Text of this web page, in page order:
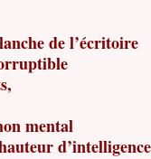
de l’écritoire
mental